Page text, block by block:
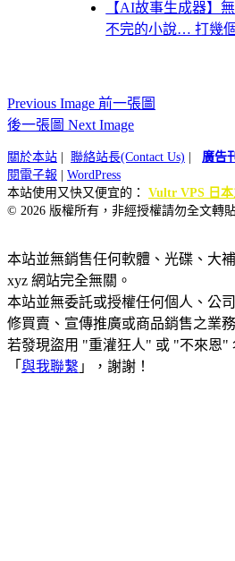
【AI故事生成器】
不完的小說… 打幾
Previous Image 前一張圖
後一張圖 Next Image
關於本站 聯絡站長(Contact Us) 廣告
閱電子報
WordPress
本站使用又快又便宜的： Vultr VPS 日
© 2026 版權所有，非經授權請勿全文轉
本站並無銷售任何軟體、光碟、大
xyz 網站完全無關。
本站並無委託或授權任何個人、公
修買賣、宣傳推廣或商品銷售之業務
若發現盜用 "重灌狂人" 或 "不來恩"
「 與我聯繫 」，謝謝！